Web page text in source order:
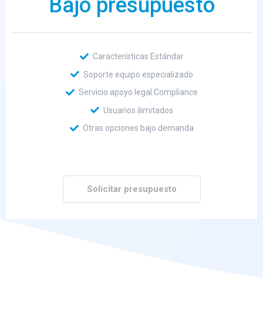
Bajo presupuesto
Características Estándar
Soporte equipo especializado
Servicio apoyo legal Compliance
Usuarios ilimitados
Otras opciones bajo demanda
Solicitar presupuesto